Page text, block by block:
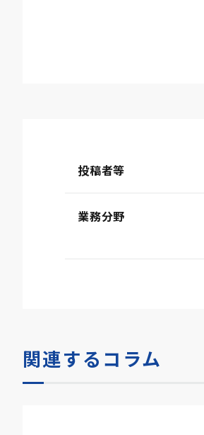
投稿者等
業務分野
関連するコラム